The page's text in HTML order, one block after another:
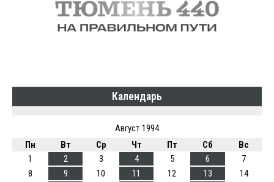
Календарь
Август 1994
Пн
Вт Ср Чт Пт Сб
Вс
1
2 3 4 5 6
7
8
9 10 11 12 13
14